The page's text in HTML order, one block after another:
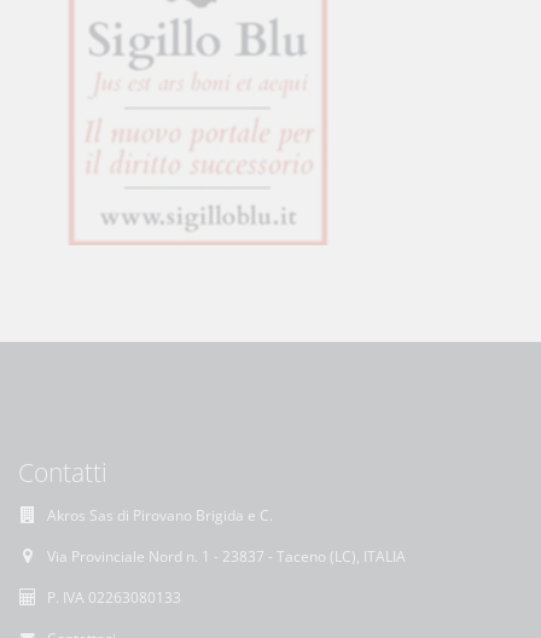
Contatti
Akros Sas di Pirovano Brigida e C.
Via Provinciale Nord n. 1 - 23837 - Taceno (LC), ITALIA
P. IVA 02263080133